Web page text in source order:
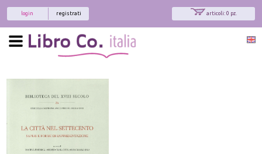
articoli: 0 pz.
registrati
login